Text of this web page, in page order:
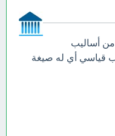
أساليب
قياسي أي له صيغة